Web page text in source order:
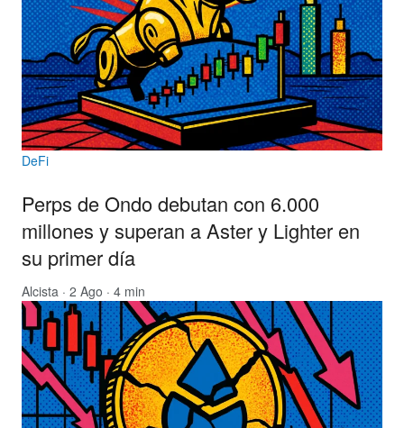
DeFi
Perps de Ondo debutan con 6.000
millones y superan a Aster y Lighter en
su primer día
Alcista · 2 Ago · 4 min